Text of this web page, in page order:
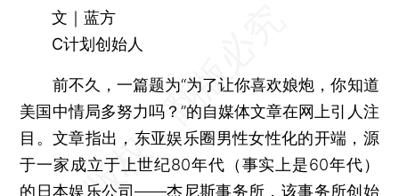
文｜蓝方
C计划创始人
前不久，一篇题为“为了让你喜欢娘炮，你知道
美国中情局多努力吗？”的自媒体文章在网上引人注
目。文章指出，东亚娱乐圈男性女性化的开端，源
于一家成立于上世纪80年代（事实上是60年代）
的日本娱乐公司——杰尼斯事务所，该事务所创始